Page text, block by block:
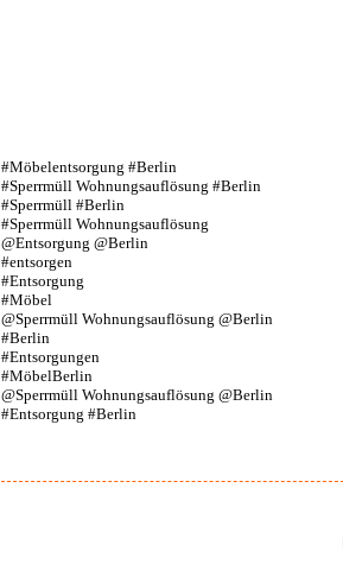
#Möbelentsorgung #Berlin
#Sperrmüll Wohnungsauflösung #Berlin
#Sperrmüll #Berlin
#Sperrmüll Wohnungsauflösung
@Entsorgung @Berlin
#entsorgen
#Entsorgung
#Möbel
@Sperrmüll Wohnungsauflösung @Berlin
#Berlin
#Entsorgungen
#MöbelBerlin
@Sperrmüll Wohnungsauflösung @Berlin
#Entsorgung #Berlin